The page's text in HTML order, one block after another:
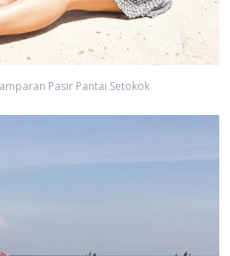
Pasir Pantai Setokok